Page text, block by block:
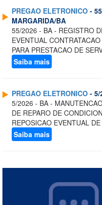
PREGAO ELETRONICO -
MARGARIDA/BA
55/2026 - BA - REGISTRO
EVENTUAL
PARA PRESTACAO DE
Saiba mais
PREGAO ELETRONICO - 5/
5/2026 - BA -
DE REPARO DE
REPOSICAO EVENTUAL
Saiba mais